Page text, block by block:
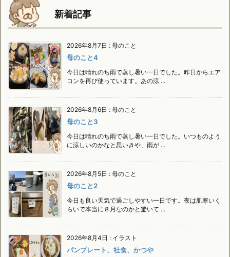
新着記事
2026年8月7日 : 母のこと
母のこと4
今日は晴れのち雨で蒸し暑い一日でした。昨日からエア
コンを再び使っています。あの涼 ...
2026年8月6日 : 母のこと
母のこと3
今日は晴れのち雨で蒸し暑い一日でした。いつものよう
に涼しいのかなと思いきや、雨が ...
2026年8月5日 : 母のこと
母のこと2
今日も良い天気で過ごしやすい一日です。夜は肌寒いく
らいで本当に８月なのかと驚いて ...
2026年8月4日 : イラスト
パンプレート、社食、かつや